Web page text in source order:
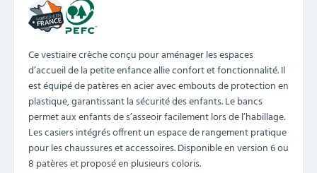
Ce vestiaire crèche conçu pour aménager les espaces
d’accueil de la petite enfance allie confort et fonctionnalité. Il
est équipé de patères en acier avec embouts de protection en
plastique, garantissant la sécurité des enfants. Le bancs
permet aux enfants de s’asseoir facilement lors de l’habillage.
Les casiers intégrés offrent un espace de rangement pratique
pour les chaussures et accessoires. Disponible en version 6 ou
8 patères et proposé en plusieurs coloris.